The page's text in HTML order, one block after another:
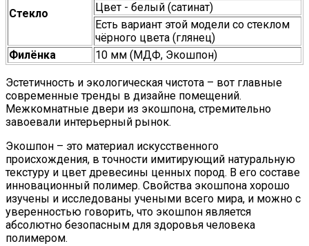
Стекло
Цвет - белый (сатинат)
Есть вариант этой модели со стеклом
чёрного цвета (глянец)
Филёнка
10 мм (МДФ, Экошпон)
Эстетичность и экологическая чистота – вот главные
современные тренды в дизайне помещений.
Межкомнатные двери из экошпона, стремительно
завоевали интерьерный рынок.
Экошпон – это материал искусственного
происхождения, в точности имитирующий натуральную
текстуру и цвет древесины ценных пород. В его составе
инновационный полимер. Свойства экошпона хорошо
изучены и исследованы учеными всего мира, и можно с
уверенностью говорить, что экошпон является
абсолютно безопасным для здоровья человека
полимером.